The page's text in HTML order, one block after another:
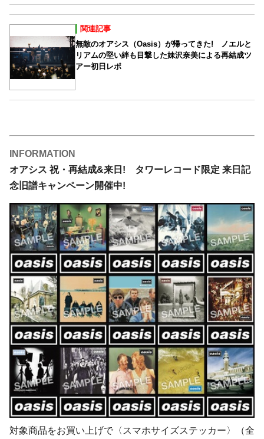
関連記事
無敵のオアシス（Oasis）が帰ってきた! ノエルと
リアムの堅い絆も目撃した妹沢奈美による再結成ツ
アー初日レポ
INFORMATION
オアシス 祝・再結成&来日! タワーレコード限定 来日記
念旧譜キャンペーン開催中!
対象商品をお買い上げで〈スマホサイズステッカー〉（全